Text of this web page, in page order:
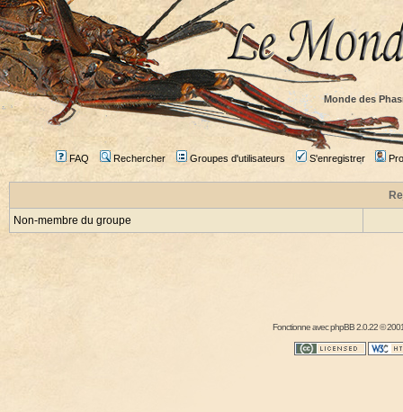
Monde des
FAQ Rechercher Groupes d'utilisateurs S'enregistrer
Non-membre du groupe
Fonctionne avecphpBB2.0.22 ©